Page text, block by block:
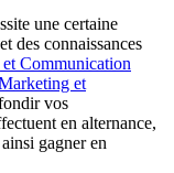
une certaine
des connaissances
Communication
et
vos
en alternance,
gagner en